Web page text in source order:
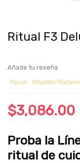
Ritual F3
Añade tu reseña
Facial Rituales/
$3,086.00
Proba la
ritual de